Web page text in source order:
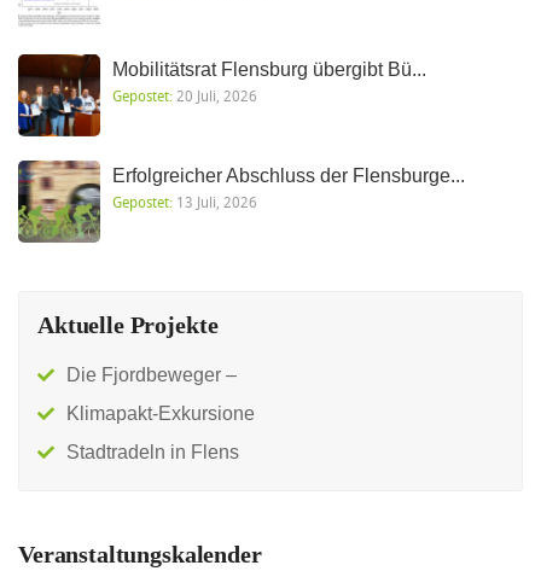
Mobilitätsrat Flensburg übergibt Bü...
Gepostet: 20 Juli, 2026
Erfolgreicher Abschluss der Flensburge...
Gepostet: 13 Juli, 2026
Aktuelle Projekte
Die Fjordbeweger –
Klimapakt-Exkursione
Stadtradeln in Flens
Veranstaltungskalender